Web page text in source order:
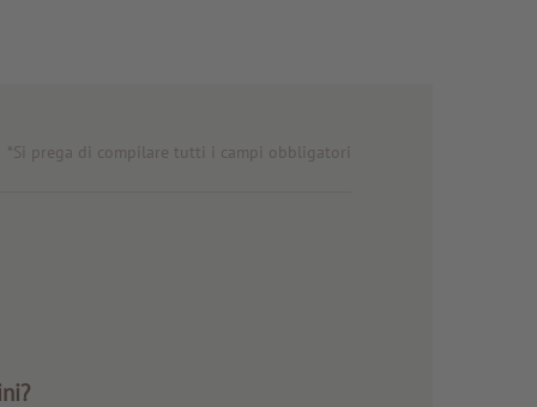
*Si prega di compilare tutti i campi obbligatori